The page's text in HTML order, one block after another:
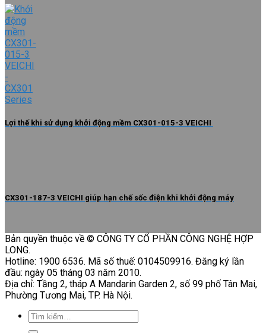
Lợi thế khi sử dụng khởi động mềm CX301-015-3 VEICHI
CX301-187-3 VEICHI giúp hạn chế sốc điện khi khởi động máy
Bản quyền thuộc về © CÔNG TY CỔ PHẦN CÔNG NGHỆ HỢP
LONG.
Hotline: 1900 6536. Mã số thuế: 0104509916. Đăng ký lần
đầu: ngày 05 tháng 03 năm 2010.
Địa chỉ: Tầng 2, tháp A Mandarin Garden 2, số 99 phố Tân Mai,
Phường Tương Mai, TP. Hà Nội.
Tìm
kiếm: